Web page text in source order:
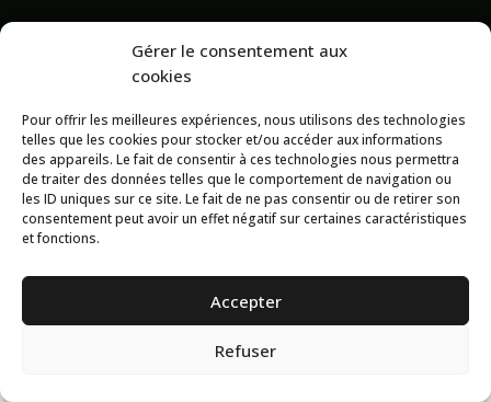
Gérer le consentement aux
cookies
Pour offrir les meilleures expériences, nous utilisons des technologies
telles que les cookies pour stocker et/ou accéder aux informations
des appareils. Le fait de consentir à ces technologies nous permettra
de traiter des données telles que le comportement de navigation ou
les ID uniques sur ce site. Le fait de ne pas consentir ou de retirer son
consentement peut avoir un effet négatif sur certaines caractéristiques
et fonctions.
Accepter
Refuser
3